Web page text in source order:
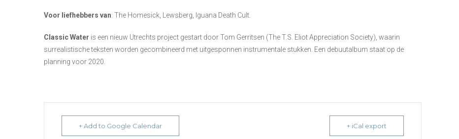
Voor liefhebbers van: The Homesick, Lewsberg, Iguana Death Cult.
Classic Water is een nieuw Utrechts project gestart door Tom Gerritsen (The T.S. Eliot Appreciation Society), waarin
surrealistische teksten worden gecombineerd met uitgesponnen instrumentale stukken. Een debuutalbum staat op de
planning voor 2020.
+ Add to Google Calendar + iCal export